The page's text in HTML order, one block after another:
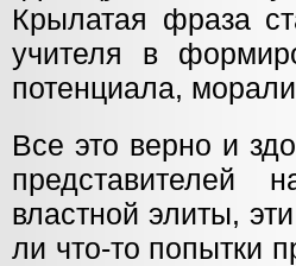
Крылатая фраза
учителя в
потенциала,
Все это верно и
представителей
властной элиты,
ли что-то попытки